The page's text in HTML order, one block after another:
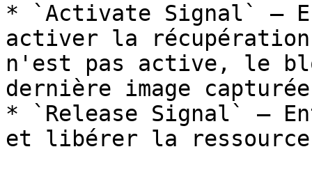
* `Activate Signal` —
activer la
n'est pas active, le
dernière image
* `Release Signal` —
et libérer la ressource